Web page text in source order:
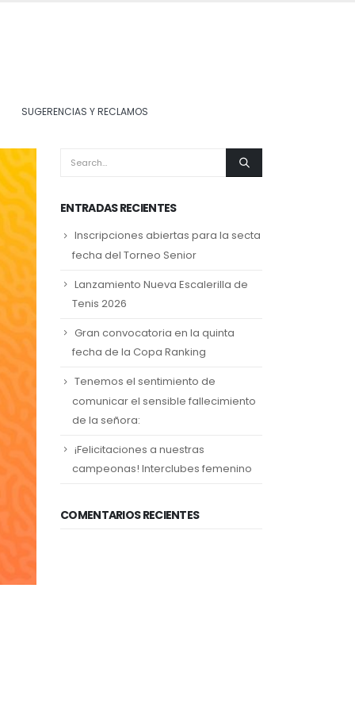
SUGERENCIAS Y RECLAMOS
ENTRADAS RECIENTES
Inscripciones abiertas para la secta
fecha del Torneo Senior
Lanzamiento Nueva Escalerilla de
Tenis 2026
Gran convocatoria en la quinta
fecha de la Copa Ranking
Tenemos el sentimiento de
comunicar el sensible fallecimiento
de la señora:
¡Felicitaciones a nuestras
campeonas! Interclubes femenino
COMENTARIOS RECIENTES